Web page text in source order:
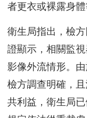
者更衣或裸露身體
衛生局指出，檢
證顯示，相關監
影像外流情形。
檢方調查明確，
共利益，衛生局